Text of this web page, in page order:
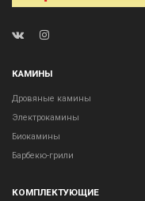
КАМИНЫ
Дровяные камины
Электрокамины
Биокамины
Барбекю-грили
КОМПЛЕКТУЮЩИЕ